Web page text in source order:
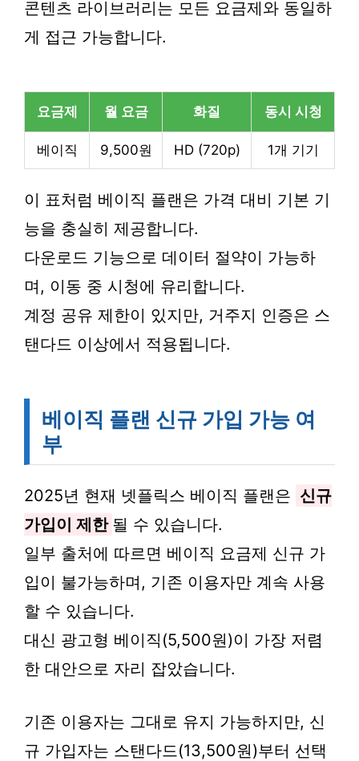
콘텐츠 라이브러리는 모든 요금제와 동일하
게 접근 가능합니다.
요금제 월 요금 화질 동시 시청
베이직 9,500원 HD (720p) 1개 기기
이 표처럼 베이직 플랜은 가격 대비 기본 기
능을 충실히 제공합니다.
다운로드 기능으로 데이터 절약이 가능하
며, 이동 중 시청에 유리합니다.
계정 공유 제한이 있지만, 거주지 인증은 스
탠다드 이상에서 적용됩니다.
베이직 플랜 신규 가입 가능 여
부
2025년 현재 넷플릭스 베이직 플랜은 신규
가입이 제한 될 수 있습니다.
일부 출처에 따르면 베이직 요금제 신규 가
입이 불가능하며, 기존 이용자만 계속 사용
할 수 있습니다.
대신 광고형 베이직(5,500원)이 가장 저렴
한 대안으로 자리 잡았습니다.
기존 이용자는 그대로 유지 가능하지만, 신
규 가입자는 스탠다드(13,500원)부터 선택